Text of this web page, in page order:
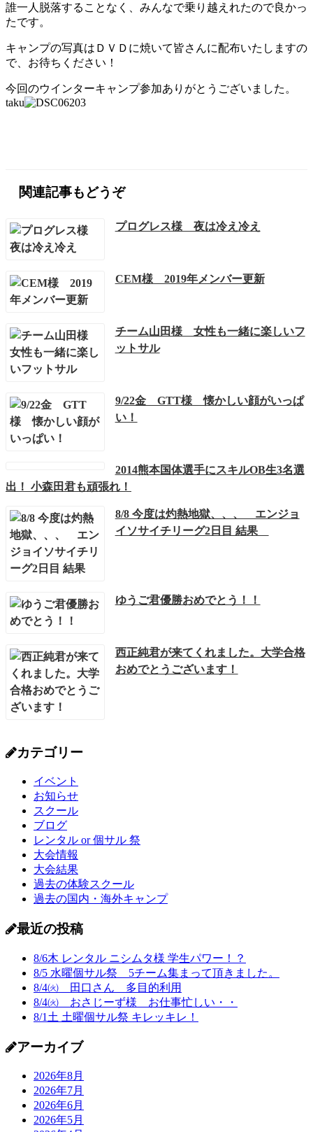
誰一人脱落することなく、みんなで乗り越えれたので良かっ
たです。
キャンプの写真はＤＶＤに焼いて皆さんに配布いたしますの
で、お待ちください！
今回のウインターキャンプ参加ありがとうございました。
taku
関連記事もどうぞ
プログレス様 夜は冷え冷え
CEM様 2019年メンバー更新
チーム山田様 女性も一緒に楽しいフ
ットサル
9/22金 GTT様 懐かしい顔がいっぱ
い！
2014熊本国体選手にスキルOB生3名選
出！ 小森田君も頑張れ！
8/8 今度は灼熱地獄、、、 エンジョ
イソサイチリーグ2日目 結果
ゆうご君優勝おめでとう！！
西正純君が来てくれました。大学合格
おめでとうございます！
カテゴリー
イベント
お知らせ
スクール
ブログ
レンタル or 個サル 祭
大会情報
大会結果
過去の体験スクール
過去の国内・海外キャンプ
最近の投稿
8/6木 レンタル ニシムタ様 学生パワー！？
8/5 水曜個サル祭 5チーム集まって頂きました。
8/4㈫ 田口さん 多目的利用
8/4㈫ おさじーず様 お仕事忙しい・・
8/1土 土曜個サル祭 キレッキレ！
アーカイブ
2026年8月
2026年7月
2026年6月
2026年5月